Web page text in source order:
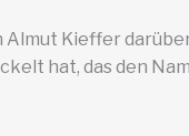
Kieffer
hat, das den